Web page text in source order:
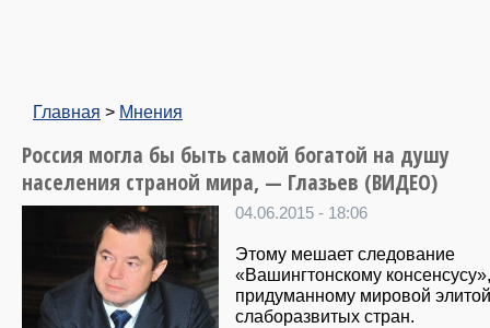
Главная > Мнения
Россия могла бы быть самой богатой на душу
населения страной мира, — Глазьев (ВИДЕО)
04.06.2015 - 18:06
Этому мешает следование
«Вашингтонскому консенсусу»,
придуманному мировой
слаборазвитых стран.